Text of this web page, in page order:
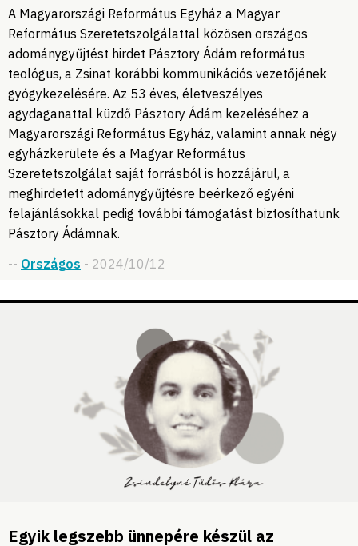
A Magyarországi Református Egyház a Magyar
Református Szeretetszolgálattal közösen országos
adománygyűjtést hirdet Pásztory Ádám református
teológus, a Zsinat korábbi kommunikációs vezetőjének
gyógykezelésére. Az 53 éves, életveszélyes
agydaganattal küzdő Pásztory Ádám kezeléséhez a
Magyarországi Református Egyház, valamint annak négy
egyházkerülete és a Magyar Református
Szeretetszolgálat saját forrásból is hozzájárul, a
meghirdetett adománygyűjtésre beérkező egyéni
felajánlásokkal pedig további támogatást biztosíthatunk
Pásztory Ádámnak.
-- Országos - 2024/10/12
Egyik legszebb ünnepére készül az